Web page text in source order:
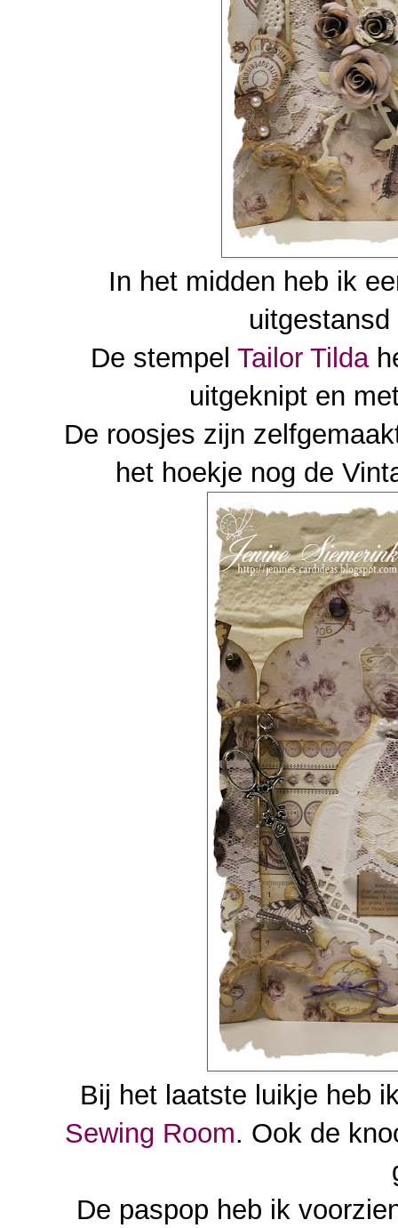
In het midden heb ik
De stempel Tailor Tilda
uitgeknipt en
De roosjes zijn
het hoekje nog de
Bij het laatste luikje heb
Sewing Room. Ook de
De paspop heb ik